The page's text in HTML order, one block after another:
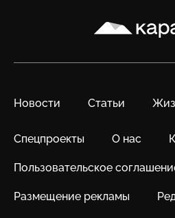
Карачун
Новости Статьи
Спецпроекты О нас
Пользовательское
Размещение рекламы